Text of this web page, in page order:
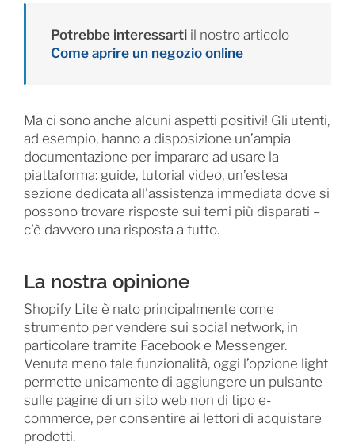
Potrebbe interessartiil nostro articolo
Come aprire un negozio online
Ma ci sono anche alcuni aspetti positivi! Gli utenti,
ad esempio, hanno a disposizione un’ampia
documentazione per imparare ad usare la
piattaforma: guide, tutorial video, un’estesa
sezione dedicata all’assistenza immediata dove si
possono trovare risposte sui temi più disparati –
c’è davvero una risposta a tutto.
La nostra opinione
Shopify Lite è nato principalmente come
strumento per vendere sui social network, in
particolare tramite Facebook e Messenger.
Venuta meno tale funzionalità, oggi l’opzione light
permette unicamente di aggiungere un pulsante
sulle pagine di un sito web non di tipo e-
commerce, per consentire ai lettori di acquistare
prodotti.